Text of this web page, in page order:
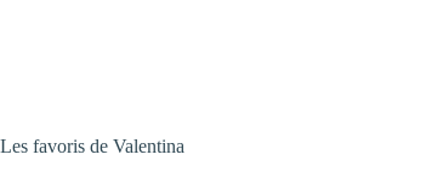
Les favoris de Valentina